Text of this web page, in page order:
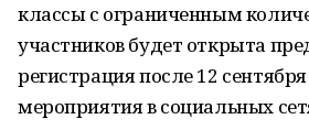
классы с ограниченным
участников будет открыта
регистрация после 12
мероприятия в социальных